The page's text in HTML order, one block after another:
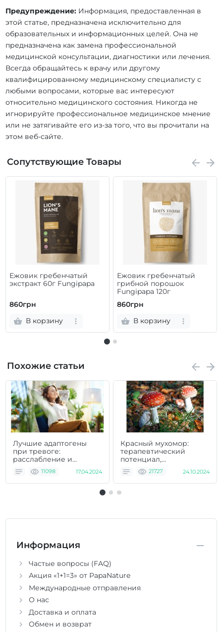
Предупреждение:Информация, предоставленная в
этой статье, предназначена исключительно для
образовательных и информационных целей. Она не
предназначена как замена профессиональной
медицинской консультации, диагностики или лечения.
Всегда обращайтесь к врачу или другому
квалифицированному медицинскому специалисту с
любыми вопросами, которые вас интересуют
относительно медицинского состояния. Никогда не
игнорируйте профессиональное медицинское мнение
или не затягивайте его из-за того, что вы прочитали на
этом веб-сайте.
Сопутствующие Товары
Ежовик гребенчатый
экстракт 60г Fungipapa
860грн
В корзину
Ежовик гребенчатый
грибной порошок
Fungipapa 120г
860грн
В корзину
Похожие статьи
Лучшие адаптогены
при тревоге:
расслабление и
успокоение ума
11098 17.04.2024
Красный мухомор:
терапевтический
потенциал,
противопоказания и
возможные риски
21727 24.10.2024
Информация
Частые вопросы (FAQ)
Акция «1+1=3» от PapaNature
Международные отправления
О нас
Доставка и оплата
Обмен и возврат